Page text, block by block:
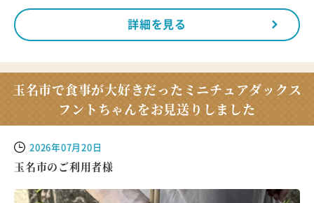
詳細を見る
玉名市で食事が大好きだったミニチュアダックス
フントちゃんをお見送りしました
2026年07月20日
玉名市のご利用者様